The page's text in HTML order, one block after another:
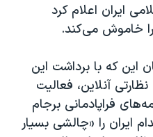
ایران اعلام کرد
را خاموش می‌کند.
این که با برداشت این
آنلاین، فعالیت
فراپادمانی برجام
ایران را «چالشی بسیار